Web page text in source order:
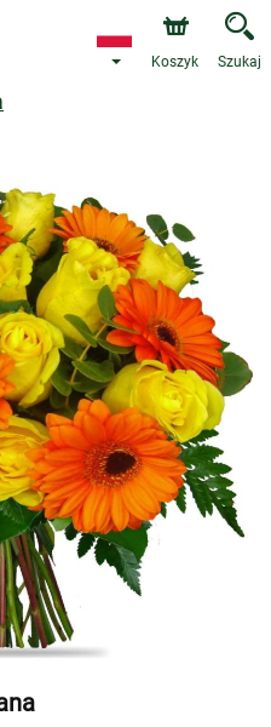
Koszyk Szukaj